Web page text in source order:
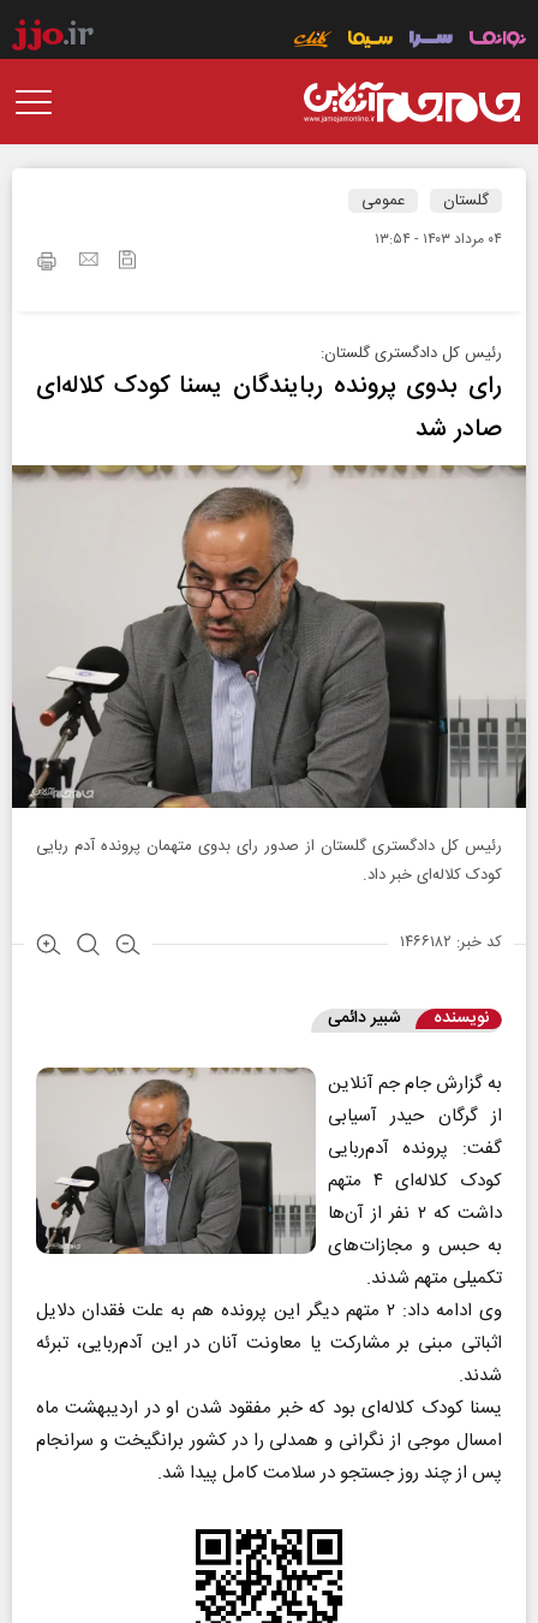
گلستان عمومی
۰۴ مرداد ۱۴۰۳ - ۱۳:۵۴
رئیس کل دادگستری گلستان:
رای بدوی پرونده ربایندگان یسنا کودک کلاله‌ای
صادر شد
رئیس کل دادگستری گلستان از صدور رای بدوی متهمان پرونده آدم ربایی
کودک کلاله‌ای خبر داد.
کد خبر: ۱۴۶۶۱۸۲
نویسنده شبیر دائمی
به گزارش جام جم آنلاین
از گرگان حیدر آسیابی
گفت: پرونده آدم‌ربایی
کودک کلاله‌ای ۴ متهم
داشت که ۲ نفر از آن‌ها
به حبس و مجازات‌های
تکمیلی متهم شدند.
وی ادامه داد: ۲ متهم دیگر این پرونده هم به علت فقدان دلایل
اثباتی مبنی بر مشارکت یا معاونت آنان در این آدم‌ربایی، تبرئه
شدند.
یسنا کودک کلاله‌ای بود که خبر مفقود شدن او در اردیبهشت ماه
امسال موجی از نگرانی و همدلی را در کشور برانگیخت و سرانجام
پس از چند روز جستجو در سلامت کامل پیدا شد.